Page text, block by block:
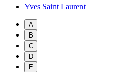
Yves Saint Laurent
A
B
C
D
E